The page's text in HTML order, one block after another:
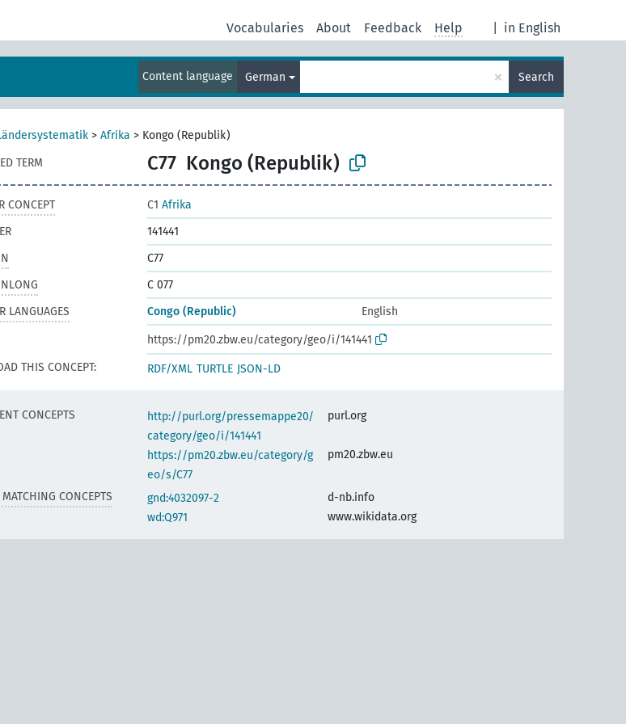
in English
Vocabularies About Feedback Help
Content language German × Search
> Afrika > Kongo (Republik)
TERM
C77 Kongo (Republik)
CONCEPT C1 Afrika
141441
C77
C 077
LANGUAGES
Congo (Republic)
English
https://pm20.zbw.eu/category/geo/i/141441
THIS CONCEPT:
RDF/XML TURTLE JSON-LD
CONCEPTS
http://purl.org/pressemappe20/
category/geo/i/141441
purl.org
https://pm20.zbw.eu/category/g
eo/s/C77
pm20.zbw.eu
MATCHING CONCEPTS gnd:4032097-2
d-nb.info
wd:Q971
www.wikidata.org